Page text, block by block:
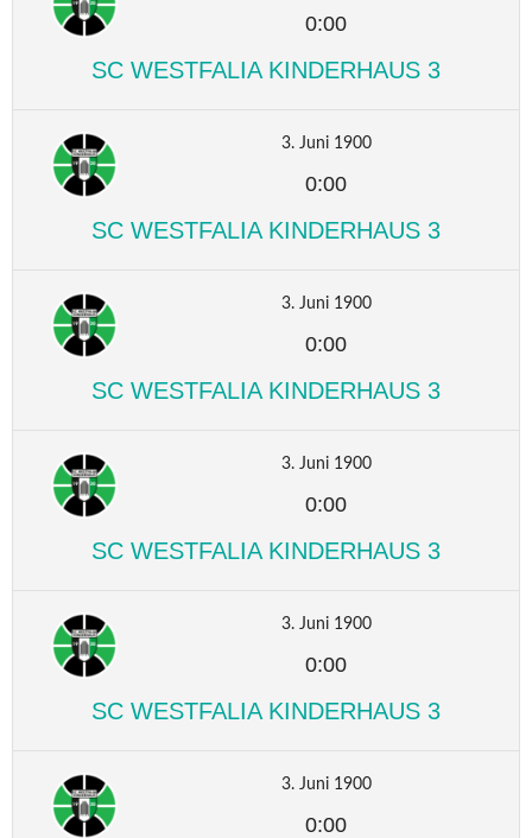
0:00
SC WESTFALIA KINDERHAUS 3
3. Juni 1900
0:00
SC WESTFALIA KINDERHAUS 3
3. Juni 1900
0:00
SC WESTFALIA KINDERHAUS 3
3. Juni 1900
0:00
SC WESTFALIA KINDERHAUS 3
3. Juni 1900
0:00
SC WESTFALIA KINDERHAUS 3
3. Juni 1900
0:00